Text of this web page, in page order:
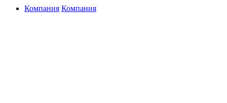
Компания Компания